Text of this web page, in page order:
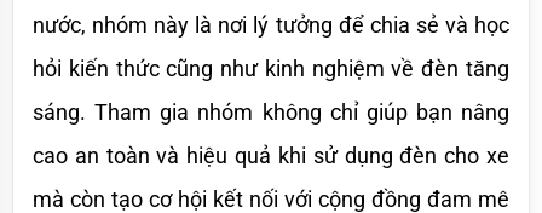
nước, nhóm này là nơi lý tưởng để chia sẻ và học
hỏi kiến thức cũng như kinh nghiệm về đèn tăng
sáng. Tham gia nhóm không chỉ giúp bạn nâng
cao an toàn và hiệu quả khi sử dụng đèn cho xe
mà còn tạo cơ hội kết nối với cộng đồng đam mê